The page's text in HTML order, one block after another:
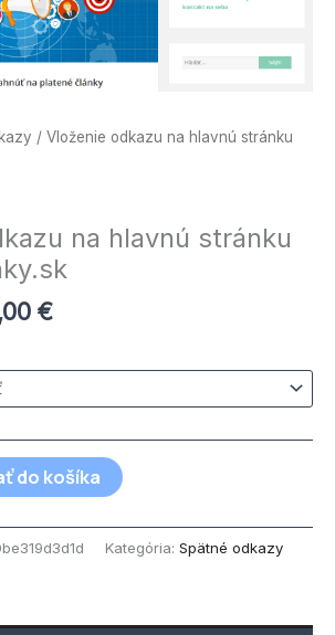
/ Vloženie odkazu na hlavnú stránku
na hlavnú stránku
€
do košíka
Kategória: Spätné odkazy